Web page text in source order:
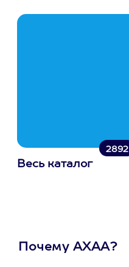
2892
Весь каталог
Почему АХАА?